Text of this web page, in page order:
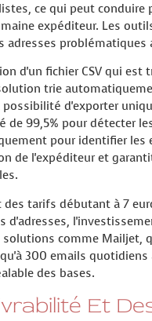
ce qui peut
expéditeur. Les
problématiques
d'un fichier CSV qui est
trie
d'exporter
99,5% pour détecter
pour identifier les
de l'expéditeur et
tarifs débutant à 7
comme Mailjet,
300 emails
des bases.
Et